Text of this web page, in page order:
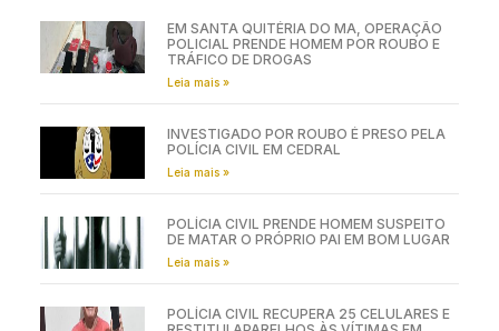
EM SANTA QUITÉRIA DO MA, OPERAÇÃO
POLICIAL PRENDE HOMEM POR ROUBO E
TRÁFICO DE DROGAS
Leia mais »
INVESTIGADO POR ROUBO É PRESO PELA
POLÍCIA CIVIL EM CEDRAL
Leia mais »
POLÍCIA CIVIL PRENDE HOMEM SUSPEITO
DE MATAR O PRÓPRIO PAI EM BOM LUGAR
Leia mais »
POLÍCIA CIVIL RECUPERA 25 CELULARES E